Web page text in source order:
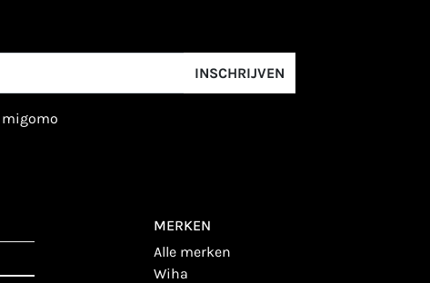
INSCHRIJVEN
migomo
MERKEN
alle merken
wiha